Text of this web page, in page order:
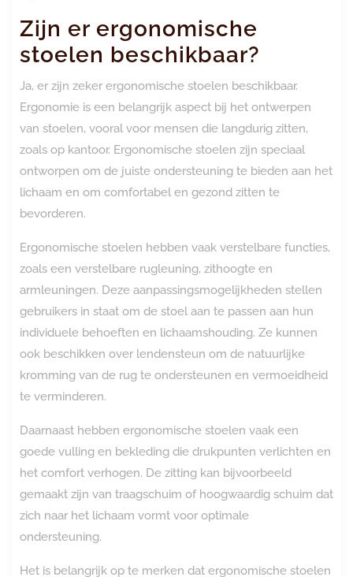
Zijn er ergonomische
stoelen beschikbaar?
Ja, er zijn zeker ergonomische stoelen beschikbaar.
Ergonomie is een belangrijk aspect bij het ontwerpen
van stoelen, vooral voor mensen die langdurig zitten,
zoals op kantoor. Ergonomische stoelen zijn speciaal
ontworpen om de juiste ondersteuning te bieden aan het
lichaam en om comfortabel en gezond zitten te
bevorderen.
Ergonomische stoelen hebben vaak verstelbare functies,
zoals een verstelbare rugleuning, zithoogte en
armleuningen. Deze aanpassingsmogelijkheden stellen
gebruikers in staat om de stoel aan te passen aan hun
individuele behoeften en lichaamshouding. Ze kunnen
ook beschikken over lendensteun om de natuurlijke
kromming van de rug te ondersteunen en vermoeidheid
te verminderen.
Daarnaast hebben ergonomische stoelen vaak een
goede vulling en bekleding die drukpunten verlichten en
het comfort verhogen. De zitting kan bijvoorbeeld
gemaakt zijn van traagschuim of hoogwaardig schuim dat
zich naar het lichaam vormt voor optimale
ondersteuning.
Het is belangrijk op te merken dat ergonomische stoelen